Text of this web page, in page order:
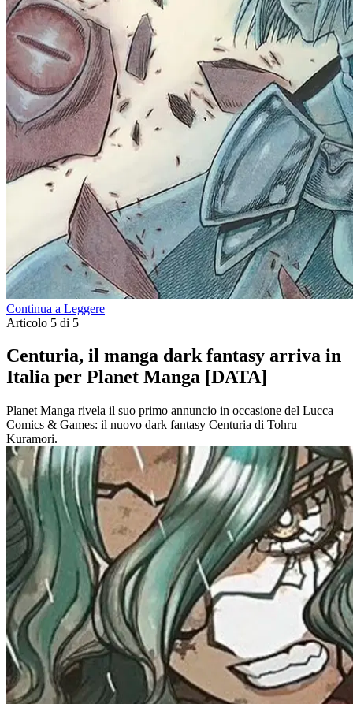
Continua a Leggere
Articolo 5 di 5
Centuria, il manga dark fantasy arriva in
Italia per Planet Manga [DATA]
Planet Manga rivela il suo primo annuncio in occasione del Lucca
Comics & Games: il nuovo dark fantasy Centuria di Tohru
Kuramori.